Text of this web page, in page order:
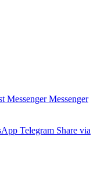
Messenger Messenger
Telegram Share via